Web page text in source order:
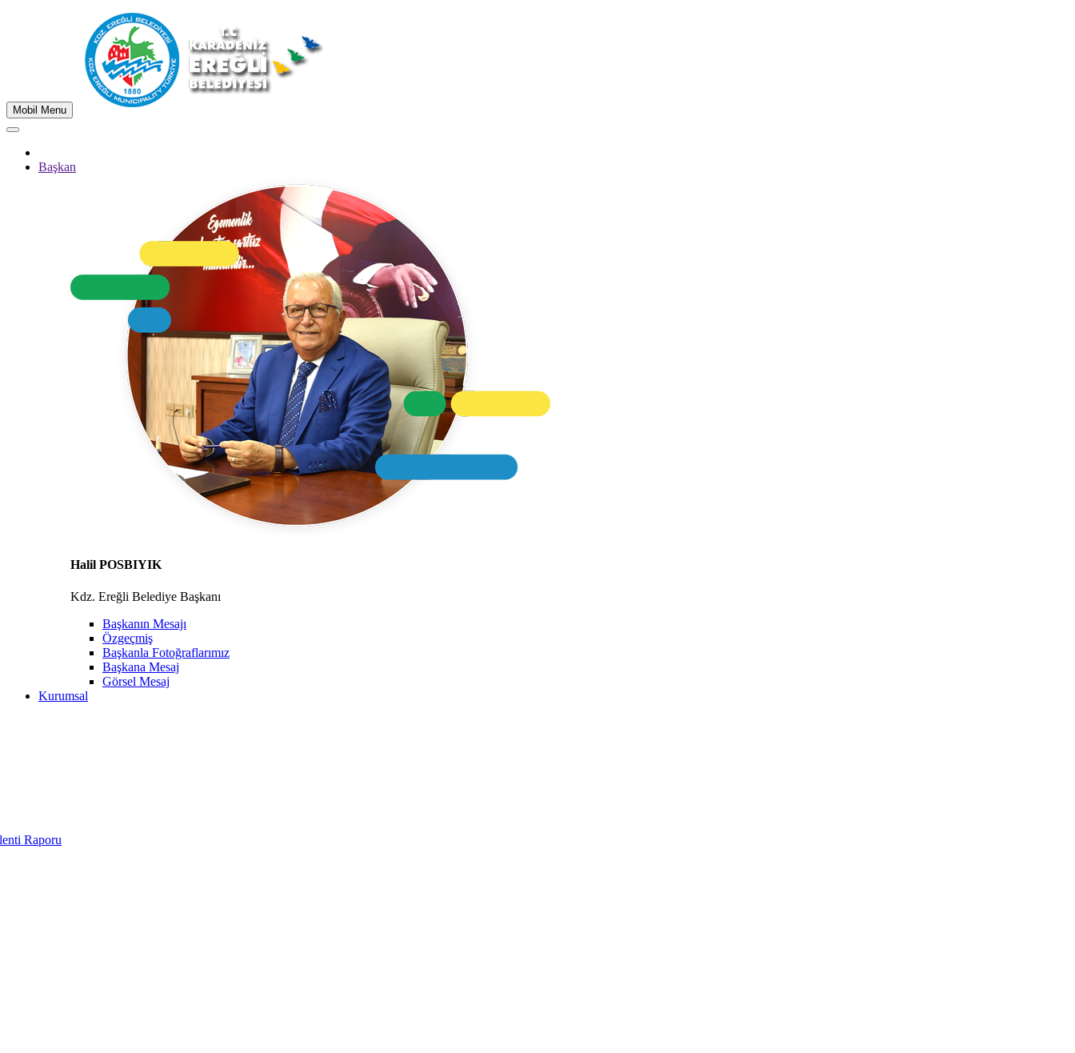
Mobil Menu
Başkan
Halil POSBIYIK
Kdz. Ereğli Belediye Başkanı
Başkanın Mesajı
Özgeçmiş
Başkanla Fotoğraflarımız
Başkana Mesaj
Görsel Mesaj
Kurumsal
Raporu